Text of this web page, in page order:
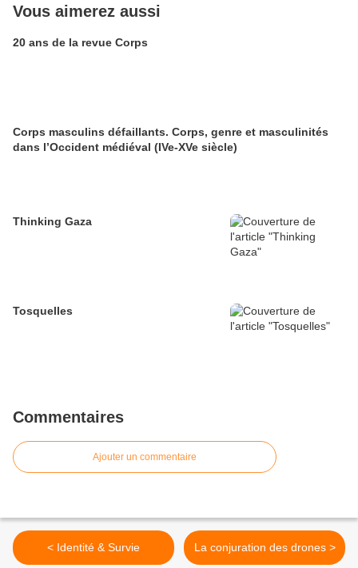
Vous aimerez aussi
20 ans de la revue Corps
Corps masculins défaillants. Corps, genre et masculinités
dans l’Occident médiéval (IVe-XVe siècle)
Thinking Gaza
Tosquelles
Commentaires
Ajouter un commentaire
< Identité & Survie La conjuration des drones >